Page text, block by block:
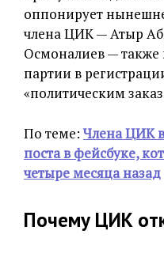
оппонирует
члена ЦИК — Атыр
Осмоналиев — также
партии в
«политическим
По теме: Члена ЦИК
поста в фейсбуке,
четыре месяца назад
Почему ЦИК